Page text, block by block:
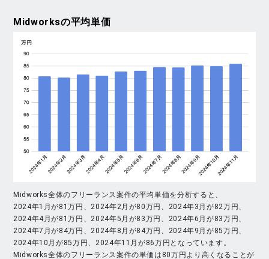
Midworksの平均単価
Midworks全体のフリーランス案件の平均単価を分析すると、
2024年1月が81万円、2024年2月が80万円、2024年3月が82万円、
2024年4月が81万円、2024年5月が83万円、2024年6月が83万円、
2024年7月が84万円、2024年8月が84万円、2024年9月が85万円、
2024年10月が85万円、2024年11月が86万円となっています。
Midworks全体のフリーランス案件の単価は80万円より高くなることが